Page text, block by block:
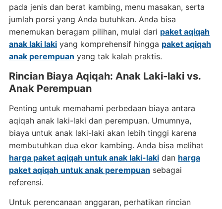
pada jenis dan berat kambing, menu masakan, serta
jumlah porsi yang Anda butuhkan. Anda bisa
menemukan beragam pilihan, mulai dari paket aqiqah
anak laki lakiyang komprehensif hingga paket aqiqah
anak perempuan yang tak kalah praktis.
Rincian Biaya Aqiqah: Anak Laki-laki vs.
Anak Perempuan
Penting untuk memahami perbedaan biaya antara
aqiqah anak laki-laki dan perempuan. Umumnya,
biaya untuk anak laki-laki akan lebih tinggi karena
membutuhkan dua ekor kambing. Anda bisa melihat
harga paket aqiqah untuk anak laki-lakidan harga
paket aqiqah untuk anak perempuan sebagai
referensi.
Untuk perencanaan anggaran, perhatikan rincian